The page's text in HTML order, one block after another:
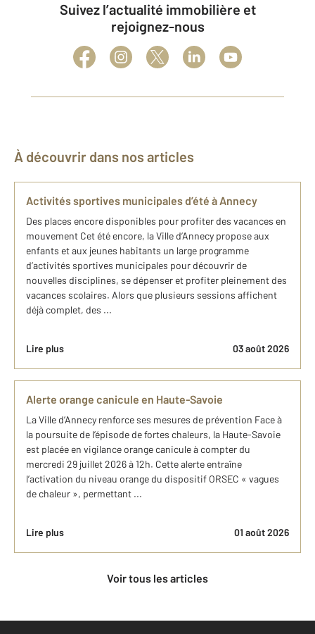
Suivez l’actualité immobilière et
rejoignez-nous
À découvrir dans nos articles
Activités sportives municipales d’été à Annecy
Des places encore disponibles pour profiter des vacances en
mouvement Cet été encore, la Ville d’Annecy propose aux
enfants et aux jeunes habitants un large programme
d’activités sportives municipales pour découvrir de
nouvelles disciplines, se dépenser et profiter pleinement des
vacances scolaires. Alors que plusieurs sessions affichent
déjà complet, des ...
Lire plus 03 août 2026
Alerte orange canicule en Haute-Savoie
La Ville d’Annecy renforce ses mesures de prévention Face à
la poursuite de l’épisode de fortes chaleurs, la Haute-Savoie
est placée en vigilance orange canicule à compter du
mercredi 29 juillet 2026 à 12h. Cette alerte entraîne
l’activation du niveau orange du dispositif ORSEC « vagues
de chaleur », permettant ...
Lire plus 01 août 2026
Voir tous les articles